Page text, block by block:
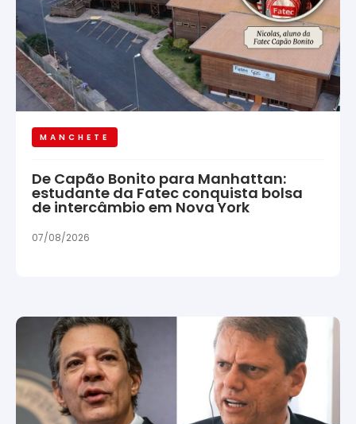
MANCHETE
De Capão Bonito para Manhattan:
estudante da Fatec conquista bolsa
de intercâmbio em Nova York
07/08/2026